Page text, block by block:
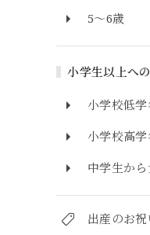
5～6歳
小学生以上へ
小学校低学
小学校高学
中学生か
出産のお